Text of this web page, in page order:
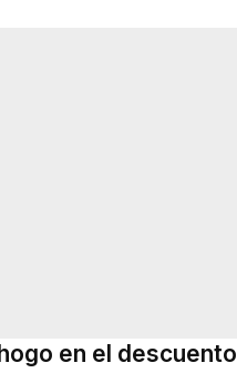
en el descuento